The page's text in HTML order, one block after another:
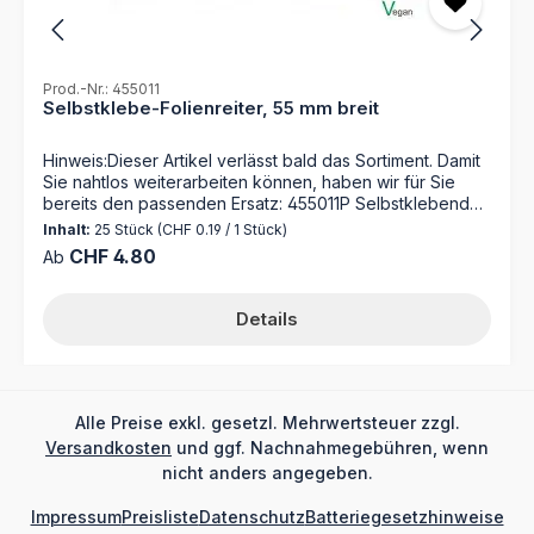
Vorteil: Ermöglicht die nachhaltige Wiederverwendung
von Markierungshilfen
Prod.-Nr.: 455011
Selbstklebe-Folienreiter, 55 mm breit
Hinweis:Dieser Artikel verlässt bald das Sortiment. Damit
Sie nahtlos weiterarbeiten können, haben wir für Sie
bereits den passenden Ersatz: 455011P Selbstklebende
Reiter mit Schutzfolie 55 mm zum Selbstbeschriftenfür
alphabetische Suchbegriffe 1 Bogen = 25 Reiter Farbe:
hellgrünMaterial: Karton, Folie Für umfangreiche
Inhalt: 25 Stück (CHF 0.19 / 1 Stück)
Regulärer Preis:
Ab CHF 4.80
Details
Alle Preise exkl. gesetzl. Mehrwertsteuer zzgl.
Versandkosten und ggf. Nachnahmegebühren, wenn
nicht anders angegeben.
ImpressumPreislisteDatenschutzBatteriegesetzhinweise